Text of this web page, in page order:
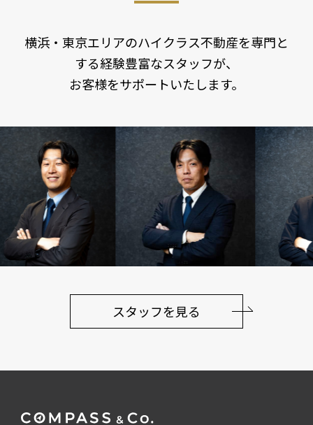
横浜・東京エリアのハイクラス不動産を専門と
する経験豊富なスタッフが、
お客様をサポートいたします。
スタッフを見る